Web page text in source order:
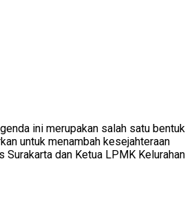
ini merupakan salah satu bentuk
untuk menambah kesejahteraan
dan Ketua LPMK Kelurahan